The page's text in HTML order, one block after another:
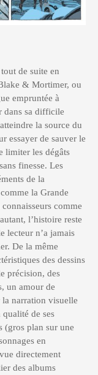
de suite en
& Mortimer, ou
empruntée à
dans sa difficile
la source du
essayer de sauver le
limiter les dégâts
finesse. Les
de la
la Grande
comme
l’histoire reste
lecteur n’a jamais
De la même
des dessins
précision, des
un amour de
la narration visuelle
de ses
(gros plan sur une
en
directement
des albums